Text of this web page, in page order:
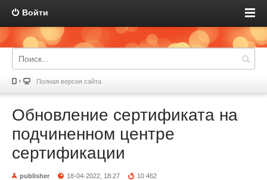
Войти
Полная версия сайта
Обновление сертификата на
подчиненном центре
сертификации
publisher 18-04-2022, 18:27 10 462